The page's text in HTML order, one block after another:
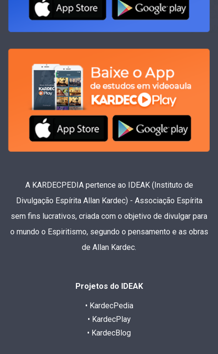
A KARDECPEDIA pertence ao IDEAK (Instituto de
Divulgação Espírita Allan Kardec) - Associação Espírita
sem fins lucrativos, criada com o objetivo de divulgar para
o mundo o Espiritismo, segundo o pensamento e as obras
de Allan Kardec.
Projetos do IDEAK
• KardecPedia
• KardecPlay
• KardecBlog